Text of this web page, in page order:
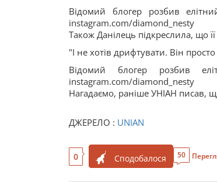
Відомий блогер розбив
instagram.com/diamond_nesty
Також Данілець підкреслила, що
"І не хотів дрифтувати. Він
Відомий блогер розбив
instagram.com/diamond_nesty
Нагадаємо, раніше УНІАН писав,
ДЖЕРЕЛО : UNIAN
0 Сподобалося 50